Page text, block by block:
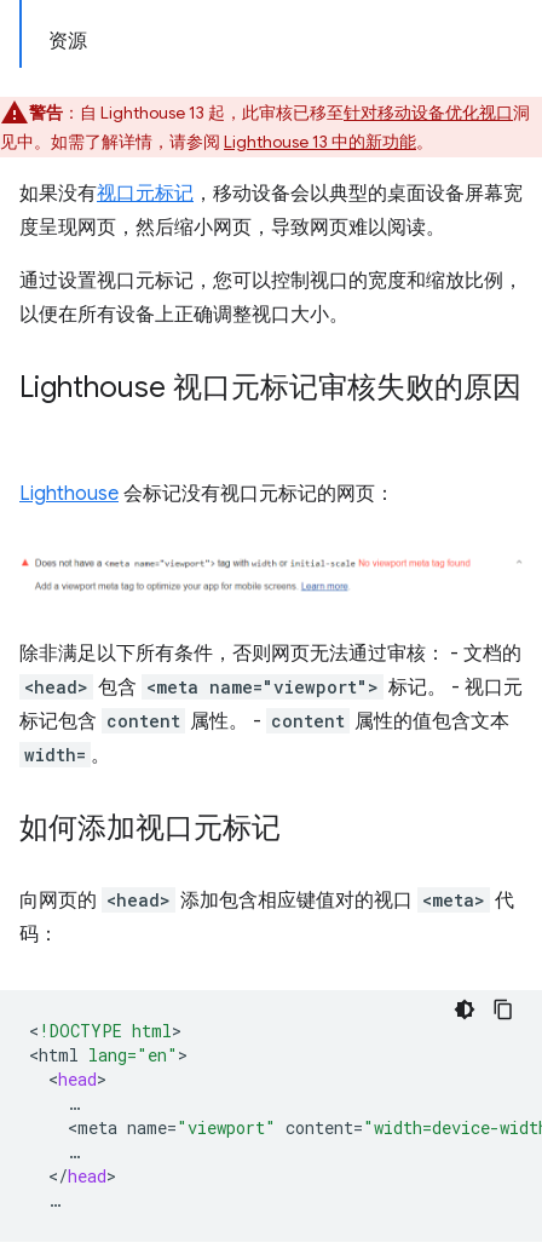
资源
警告 ：自 Lighthouse 13 起，此审核已移至针对移动设备优化视口洞
见中。如需了解详情，请参阅 Lighthouse 13 中的新功能。
如果没有视口元标记 ，移动设备会以典型的桌面设备屏幕宽
度呈现网页，然后缩小网页，导致网页难以阅读。
通过设置视口元标记，您可以控制视口的宽度和缩放比例，
以便在所有设备上正确调整视口大小。
Lighthouse 视口元标记审核失败的原因
Lighthouse 会标记没有视口元标记的网页：
除非满足以下所有条件，否则网页无法通过审核： - 文档的
<head> 包含 <meta name="viewport"> 标记。 - 视口元
标记包含 content 属性。 - content 属性的值包含文本
width= 。
如何添加视口元标记
向网页的 <head> 添加包含相应键值对的视口 <meta> 代
码：
< !DOCTYPE html>
<html lang="en"
<head
<meta name="viewport" content="width=device-
</head